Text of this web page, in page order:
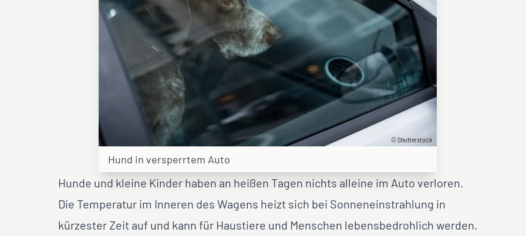
© Shutterstock
Hund in versperrtem Auto
Hunde und kleine Kinder haben an heißen Tagen nichts alleine im Auto verloren.
Die Temperatur im Inneren des Wagens heizt sich bei Sonneneinstrahlung in
kürzester Zeit auf und kann für Haustiere und Menschen lebensbedrohlich werden.